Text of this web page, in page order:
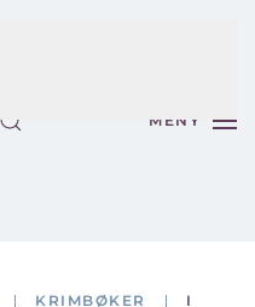
MENY
KRIMBØKER
I